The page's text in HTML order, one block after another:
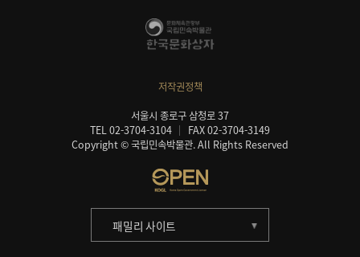
저작권정책
서울시 종로구 삼청로 37
TEL 02-3704-3104
FAX 02-3704-3149
Copyright © 국립민속박물관. All Rights Reserved
패밀리 사이트